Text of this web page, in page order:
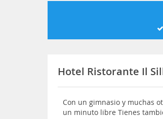
Hotel Ristorante Il
Con un gimnasio y muchas
un minuto libre Tienes